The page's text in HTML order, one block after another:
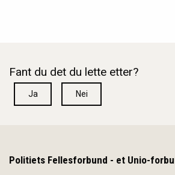
Fant du det du lette etter?
Ja Nei
Politiets Fellesforbund - et Unio-